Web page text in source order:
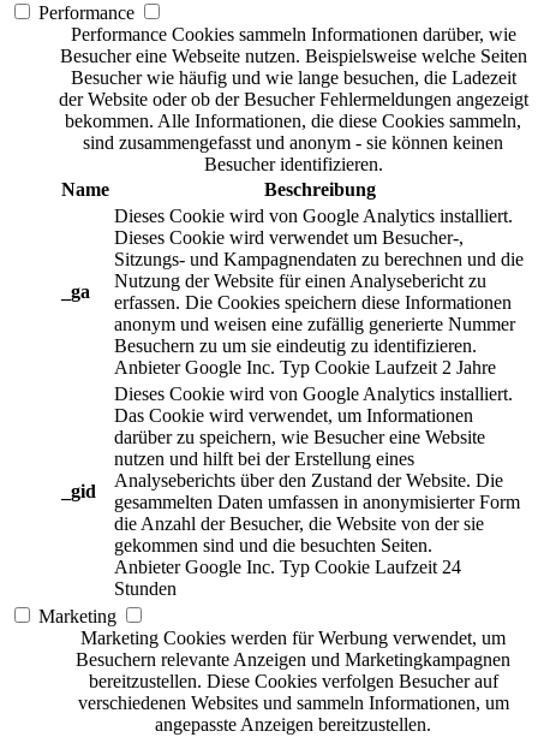
Performance
Performance Cookies sammeln Informationen darüber, wie
Besucher eine Webseite nutzen. Beispielsweise welche Seiten
Besucher wie häufig und wie lange besuchen, die Ladezeit
der Website oder ob der Besucher Fehlermeldungen angezeigt
bekommen. Alle Informationen, die diese Cookies sammeln,
sind zusammengefasst und anonym - sie können keinen
Besucher identifizieren.
Name
Beschreibung
_ga
Dieses Cookie wird von Google Analytics installiert.
Dieses Cookie wird verwendet um Besucher-,
Sitzungs- und Kampagnendaten zu berechnen und die
Nutzung der Website für einen Analysebericht zu
erfassen. Die Cookies speichern diese Informationen
anonym und weisen eine zufällig generierte Nummer
Besuchern zu um sie eindeutig zu identifizieren.
Anbieter Google Inc. Typ Cookie Laufzeit 2 Jahre
_gid
Dieses Cookie wird von Google Analytics installiert.
Das Cookie wird verwendet, um Informationen
darüber zu speichern, wie Besucher eine Website
nutzen und hilft bei der Erstellung eines
Analyseberichts über den Zustand der Website. Die
gesammelten Daten umfassen in anonymisierter Form
die Anzahl der Besucher, die Website von der sie
gekommen sind und die besuchten Seiten.
Anbieter Google Inc. Typ Cookie Laufzeit 24
Stunden
Marketing
Marketing Cookies werden für Werbung verwendet, um
Besuchern relevante Anzeigen und Marketingkampagnen
bereitzustellen. Diese Cookies verfolgen Besucher auf
verschiedenen Websites und sammeln Informationen, um
angepasste Anzeigen bereitzustellen.